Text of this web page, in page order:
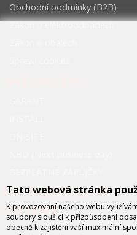
Obchodní podmínky (B2B)
Zákon o elektroodpadech
FCC PRŮMYSLOVÉ
SYSTÉMY
Tato webová stránka
K provozování našeho webu
soubory sloužící k přizpůsobení
obecně k zajištění vaší maximální